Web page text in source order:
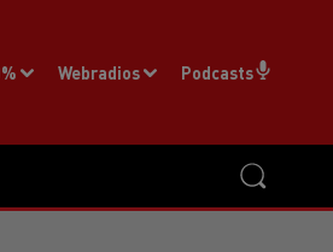
Webradios Podcasts